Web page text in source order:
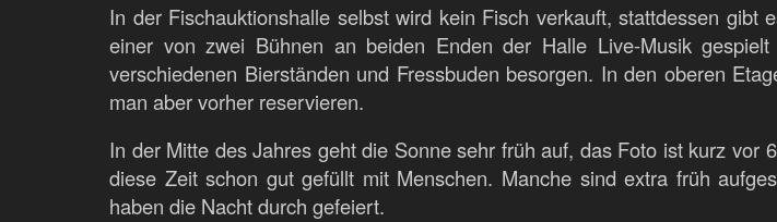
In der Fischauktionshalle selbst wird kein Fisch verkauft, stattdessen
einer von zwei Bühnen an beiden Enden der Halle Live-Musik
verschiedenen Bierständen und Fressbuden besorgen. In den oberen
man aber vorher reservieren.
In der Mitte des Jahres geht die Sonne sehr früh auf, das Foto ist kurz
diese Zeit schon gut gefüllt mit Menschen. Manche sind extra früh
haben die Nacht durch gefeiert.